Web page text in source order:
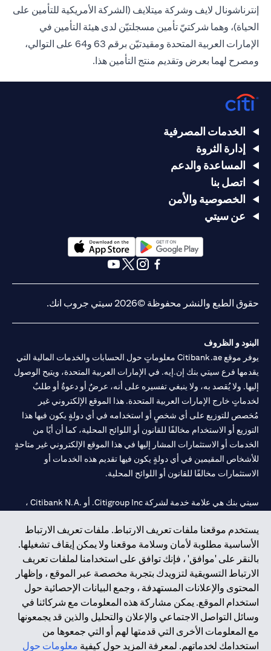
إنترناشونال لايف وشركة ميتلايف (الشركة الأمريكية للتأمين على
الحياة)، وهما شركتيّ تأمين مسجلتيّن لدى هيئة التأمين في
الإمارات العربية المتحدة ومقيدتيّن برقم 63 و64 على التوالي،
ومصرح لهما بعرض وتقديم منتج التأمين هذا.
يستخدم موقعنا ملفات تعريف الارتباط. ملفات تعريف الارتباط
الأساسية مطلوبة لأمان وسلامة موقعنا ولا يمكن إيقاف تشغيلها.
بالنقر على 'موافق' ، فإنك توافق على استخدامنا لملفات تعريف
الارتباط التسويقية لتزويدك بتجربة مخصصة عبر الموقع ، وإظهار
المحتوى والإعلانات المستهدفة ، وجمع البيانات الإحصائية حول
استخدام الموقع. يمكن مشاركة هذه المعلومات مع شركائنا في
وسائل التواصل الاجتماعي والإعلان والتحليل والذين قد يجمعونها
مع المعلومات الأخرى التي قدمتها لهم أو التي جمعوها من
استخدامك لخدماتهم. لمعرفة المزيد حول كيفية معلومات حول
الخدمات المصرفية
إدارة الثروة
المساعدة والدعم
اتصل بنا
الخصوصية والأمن
عن سيتي
opens in a new tab
opens in a new tab
حقوق الطبع والنشر محفوظة ©2026 سيتي جروب انك.
البنود و الظروف
يوفر موقع Citibank.ae معلوماتٍ حول الحسابات والخدمات المالية التي
يقدمها فرع سيتي بنك إن.إيه. في الإمارات العربية المتحدة، ويتيح الوصول
إليها. ولا يُقصد به، ولا ينبغي تفسيره على أنه، عرضٌ أو دعوةٌ أو طلبٌ
لخدماتٍ خارج الإمارات العربية المتحدة. هذا الموقع الإلكتروني غير
مُخصص للتوزيع على أي شخصٍ أو استخدامه في أي دولةٍ يكون فيها هذا
التوزيع أو الاستخدام مخالفًا للقانون أو اللوائح المحلية، كما أن أيًا من
الخدمات أو الاستثمارات المشار إليها في هذا الموقع الإلكتروني غير متاحةٍ
للأشخاص المقيمين في أي دولةٍ يكون فيها تقديم هذه الخدمات أو
الاستثمارات مخالفًا للقانون أو اللوائح المحلية.
سيتي بنك هي علامة خدمة لشركة Citigroup Inc. أو .Citibank N.A ،
سيتي بنك إن. إيه. الإمارات مسجل لدى مصرف الإمارات المركزي تحت
أرقام التراخيص 202563 لفرع الوصل في دبي، 531989 لفرع مول
الإمارات في دبي، و CN-1002019 لفرع أبوظبي. هاتف: 4000 311 04.
فرع سيتي بنك إن إيه - الإمارات العربية المتحدة مرخص من مصرف
الإمارات العربية المتحدة المركزي كفرع لبنك أجنبي.
سيتي بنك إن إيه الإمارات العربية المتحدة مرخص من هيئة الأوراق المالية
والسلع في الإمارات العربية المتحدة ("SCA") للقيام بالنشاط المالي لـ أ)
الاستشارات المالية والتعريف والترويج بموجب ترخيص رقم